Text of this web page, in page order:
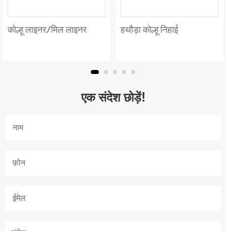
कोल्हू लाइनर/मिल लाइनर हथौड़ा कोल्हू निहाई
एक संदेश छोड़ें!